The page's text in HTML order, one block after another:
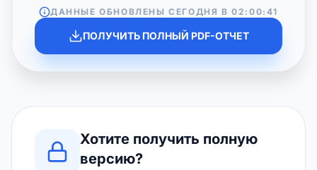
ДАННЫЕ ОБНОВЛЕНЫ СЕГОДНЯ В02:00:41
ПОЛУЧИТЬ ПОЛНЫЙ PDF-ОТЧЕТ
Хотите получить полную
версию?